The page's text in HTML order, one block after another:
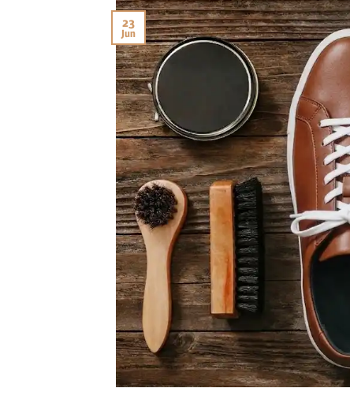
23
Jun